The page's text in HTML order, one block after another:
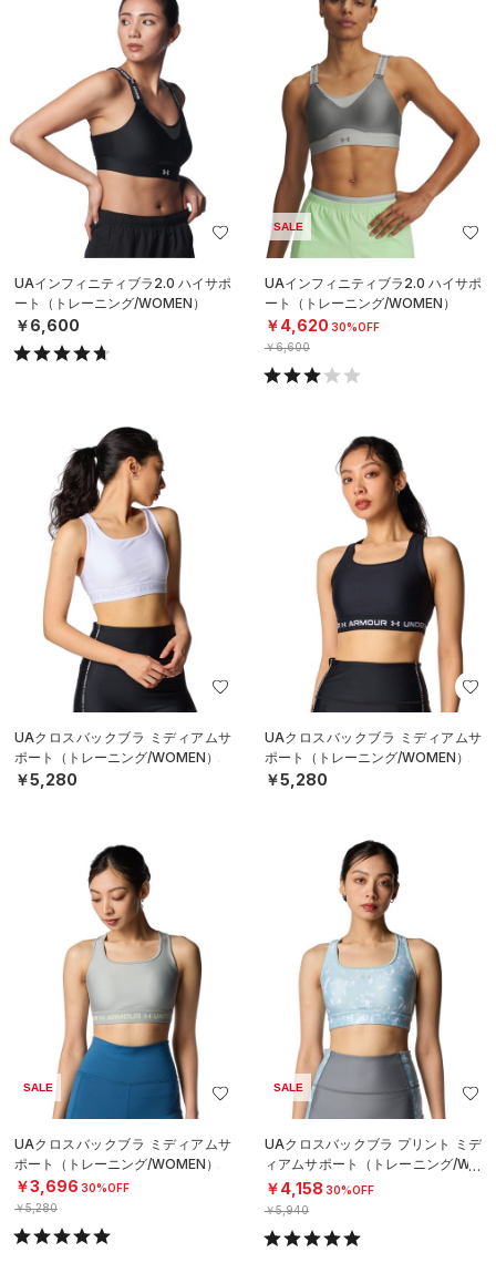
UAインフィニティブラ2.0 ハイサポ
ート（トレーニング/WOMEN）
￥6,600
SALE
UAインフィニティブラ2.0 ハイサポ
ート（トレーニング/WOMEN）
￥4,620 30%OFF
￥6,600
UAクロスバックブラ ミディアムサ
ポート（トレーニング/WOMEN）
￥5,280
UAクロスバックブラ ミディアムサ
ポート（トレーニング/WOMEN）
￥5,280
SALE
UAクロスバックブラ ミディアムサ
ポート（トレーニング/WOMEN）
￥3,696 30%OFF
￥5,280
SALE
UAクロスバックブラ プリント ミデ
ィアムサポート（トレーニング/WO
MEN）
￥4,158 30%OFF
￥5,940